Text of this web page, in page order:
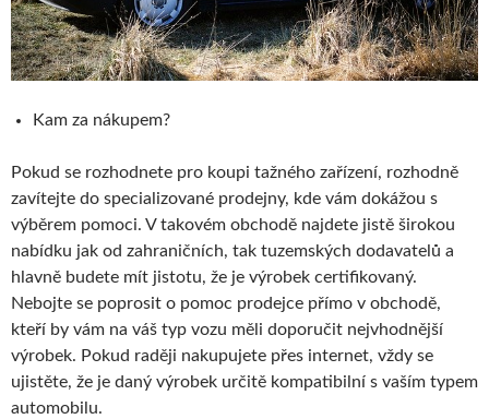
Kam za nákupem?
Pokud se rozhodnete pro koupi tažného zařízení, rozhodně
zavítejte do specializované prodejny, kde vám dokážou s
výběrem pomoci. V takovém obchodě najdete jistě širokou
nabídku jak od zahraničních, tak tuzemských dodavatelů a
hlavně budete mít jistotu, že je výrobek certifikovaný.
Nebojte se poprosit o pomoc prodejce přímo v obchodě,
kteří by vám na váš typ vozu měli doporučit nejvhodnější
výrobek. Pokud raději nakupujete přes internet, vždy se
ujistěte, že je daný výrobek určitě kompatibilní s vaším typem
automobilu.